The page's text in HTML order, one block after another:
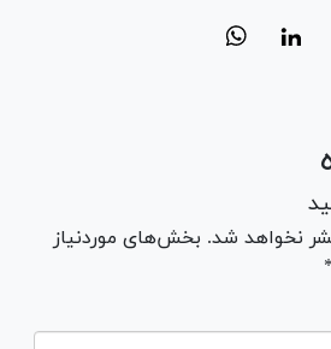
نخواهد شد. بخش‌های موردنیاز